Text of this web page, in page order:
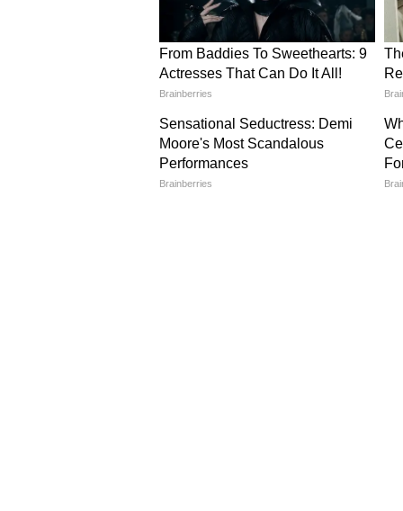
ভ্যাকসিন হল “কগনিটিভ
ডিমেনশিয়া রিস্ক ৩০-৫০% কম।
৩০ পেরোলে শরীরের সাথে সাথে
বই পড়ো। অঙ্ক কষো খাতায়। রান্নার
ফোন করে ছেলেবেলার গল্প শোনো -
সময় ব্রেন “গ্লিম্ফ্যাটিক সিস্টেম”
জমে - আলঝেইমারের শুরু।
বয়স বাড়বেই। কিন্তু ব্রেনকে